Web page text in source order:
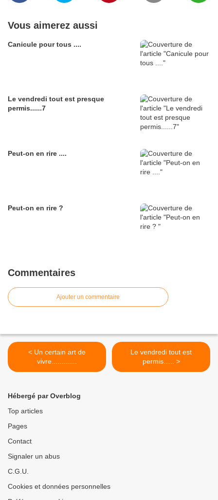
Vous aimerez aussi
Canicule pour tous ....
Le vendredi tout est presque
permis......7
Peut-on en rire ....
Peut-on en rire ?
Commentaires
Ajouter un commentaire
< Un certain art de
vivre.............
Le vendredi tout est
permis….. >
Hébergé par Overblog
Top articles
Pages
Contact
Signaler un abus
C.G.U.
Cookies et données personnelles